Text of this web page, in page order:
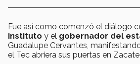
Fue así como comenzó el diálogo
instituto y el gobernador del
Guadalupe Cervantes,
el Tec abriera sus puertas en